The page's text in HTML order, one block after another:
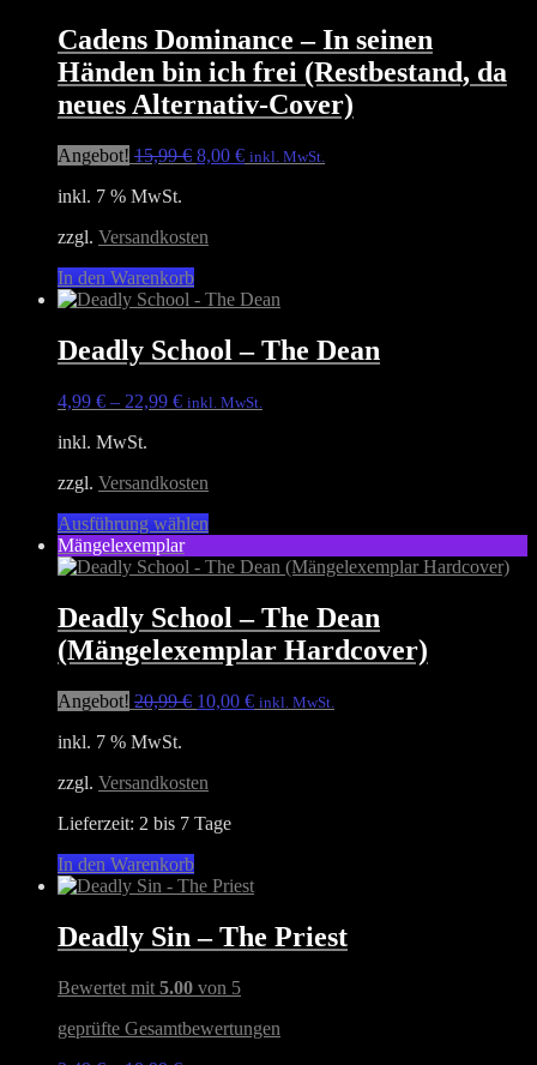
auf.
Die
Optionen
können
auf
Produktseite
Cadens Dominance – In seinen
Händen bin ich frei (Restbestand, da
neues Alternativ-Cover)
Angebot! 15,99€ Ursprünglicher
8,00 €Aktueller
inkl. MwSt.
inkl. 7 % MwSt.
zzgl. Versandkosten
In den Warenkorb
Deadly School – The Dean
4,99 € – 22,99 € inkl. MwSt.
inkl. MwSt.
zzgl. Versandkosten
Ausführung wählen
weist
Varianten
auf.
Die
können
auf
Mängelexemplar
Deadly School – The Dean
(Mängelexemplar Hardcover)
Angebot! 20,99€ Ursprünglicher
10,00 €Aktueller
inkl. MwSt.
inkl. 7 % MwSt.
zzgl. Versandkosten
Lieferzeit: 2 bis 7 Tage
In den Warenkorb
Deadly Sin – The Priest
Bewertet mit 5.00 von 5
geprüfte Gesamtbewertungen